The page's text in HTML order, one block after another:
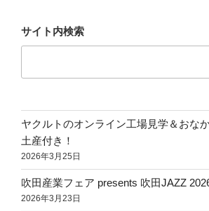
ン
サイト内検索
ヤクルトのオンライン工場見学＆おな
土産付き！
2026年3月25日
吹田産業フェア presents 吹田JAZZ
2026年3月23日